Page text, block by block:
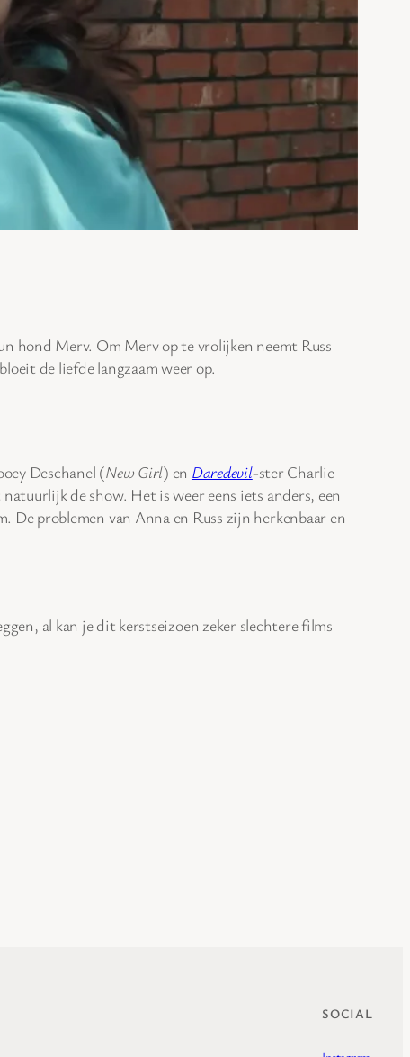
hond Merv. Om Merv op te vrolijken neemt Russ
de liefde langzaam weer op.
Deschanel (New Girl) en Daredevil-ster Charlie
de show. Het is weer eens iets anders, een
De problemen van Anna en Russ zijn herkenbaar en
al kan je dit kerstseizoen zeker slechtere films
SOCIAL